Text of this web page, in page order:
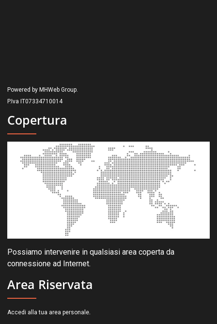
Powered by MHWeb Group.
P.Iva IT07334710014
Copertura
Possiamo intervenire in qualsiasi area coperta da
connessione ad Internet.
Area Riservata
Accedi alla tua area personale.